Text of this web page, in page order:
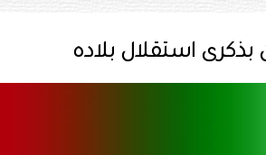
بذكرى استقلال بلاده